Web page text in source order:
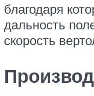
благодаря
дальность
скорость